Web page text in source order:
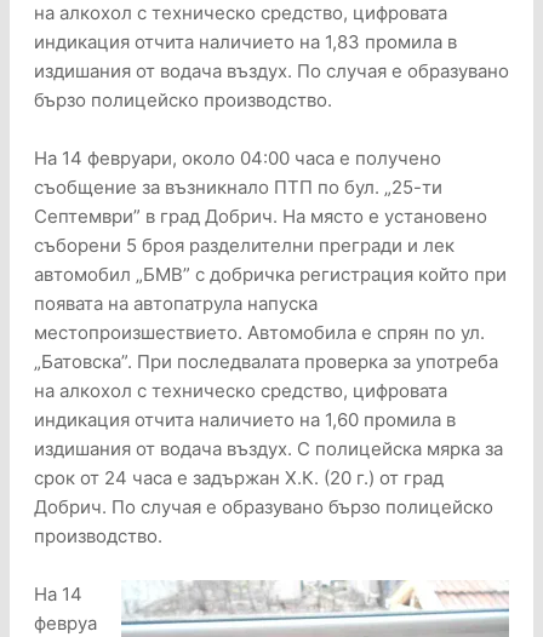
на алкохол с техническо средство, цифровата
индикация отчита наличието на 1,83 промила в
издишания от водача въздух. По случая е образувано
бързо полицейско производство.
На 14 февруари, около 04:00 часа е получено
съобщение за възникнало ПТП по бул. „25-ти
Септември” в град Добрич. На място е установено
съборени 5 броя разделителни прегради и лек
автомобил „БМВ” с добричка регистрация който при
появата на автопатрула напуска
местопроизшествието. Автомобила е спрян по ул.
„Батовска”. При последвалата проверка за употреба
на алкохол с техническо средство, цифровата
индикация отчита наличието на 1,60 промила в
издишания от водача въздух. С полицейска мярка за
срок от 24 часа е задържан Х.К. (20 г.) от град
Добрич. По случая е образувано бързо полицейско
производство.
На 14
февруа